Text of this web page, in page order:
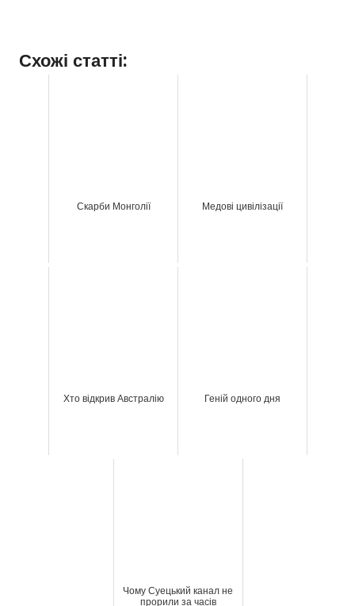
Схожі статті:
Скарби Монголії Медові цивілізації
Хто відкрив Австралію Геній одного дня
Чому Суецький канал не
прорили за часів